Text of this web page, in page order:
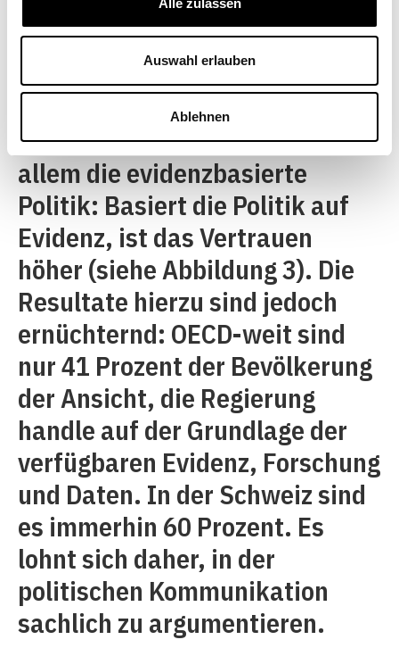
Alle zulassen
Auswahl erlauben
Ablehnen
beispielsweise die effiziente
Dienstleistungserbringung,
Gleichbehandlung oder die
Innovation der Behörden. Auf
nationaler Ebene zählt vor
allem die evidenzbasierte
Politik: Basiert die Politik auf
Evidenz, ist das Vertrauen
höher (siehe Abbildung 3). Die
Resultate hierzu sind jedoch
ernüchternd: OECD-weit sind
nur 41 Prozent der Bevölkerung
der Ansicht, die Regierung
handle auf der Grundlage der
verfügbaren Evidenz, Forschung
und Daten. In der Schweiz sind
es immerhin 60 Prozent. Es
lohnt sich daher, in der
politischen Kommunikation
sachlich zu argumentieren.